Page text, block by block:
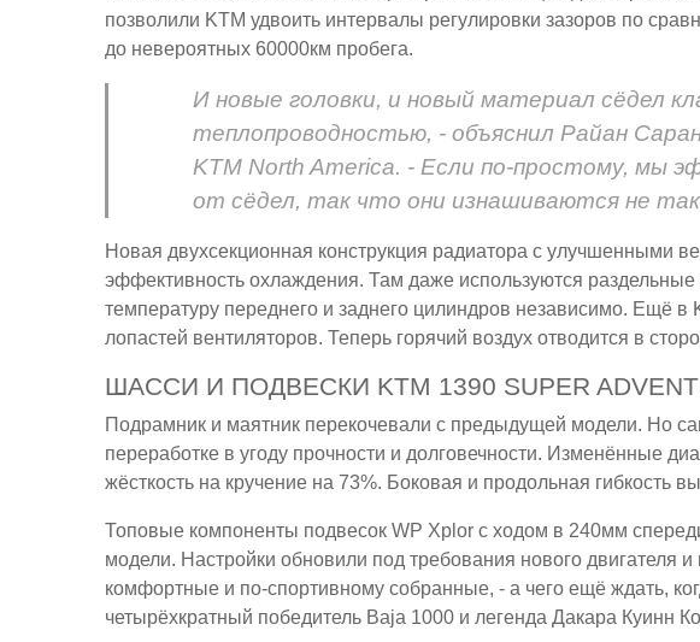
позволили KTM удвоить интервалы регулировки зазоров по
до невероятных 60000км пробега.
И новые головки, и новый материал сёдел
теплопроводностью, - объяснил Райан
KTM North America. - Если по-простому, мы
от сёдел, так что они изнашиваются не
Новая двухсекционная конструкция радиатора с улучшенными
эффективность охлаждения. Там даже используются
температуру переднего и заднего цилиндров независимо. Ещё в
лопастей вентиляторов. Теперь горячий воздух отводится в
ШАССИ И ПОДВЕСКИ KTM 1390 SUPER
Подрамник и маятник перекочевали с предыдущей модели. Но
переработке в угоду прочности и долговечности. Изменённые
жёсткость на кручение на 73%. Боковая и продольная гибкость
Топовые компоненты подвесок WP Xplor с ходом в 240мм
модели. Настройки обновили под требования нового двигателя
комфортные и по-спортивному собранные, - а чего ещё ждать,
четырёхкратный победитель Baja 1000 и легенда Дакара Куинн